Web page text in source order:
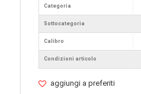
Categoria
Sottocategoria
Calibro
Condizioni articolo
aggiungi a preferiti